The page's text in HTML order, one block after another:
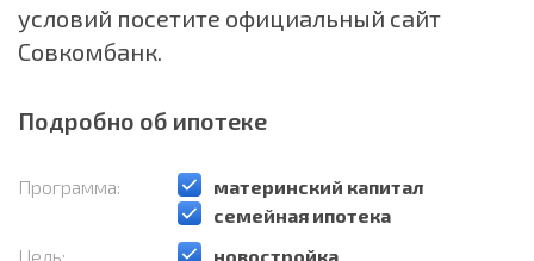
условий посетите официальный сайт
Совкомбанк.
Подробно об ипотеке
Программа:
️материнский капитал
️семейная ипотека
Цель:
️новостройка